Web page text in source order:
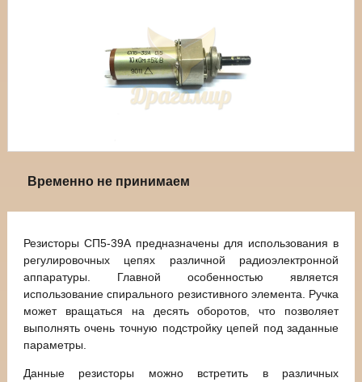
Временно не принимаем
Резисторы СП5-39А предназначены для использования в
регулировочных цепях различной радиоэлектронной
аппаратуры. Главной особенностью является
использование спирального резистивного элемента. Ручка
может вращаться на десять оборотов, что позволяет
выполнять очень точную подстройку цепей под заданные
параметры.
Данные резисторы можно встретить в различных